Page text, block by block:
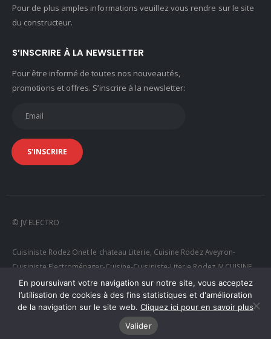
Pour de plus amples informations veuillez vous rendre sur le site
du constructeur.
S’INSCRIRE À LA NEWSLETTER
Pour être informé de toutes nos nouveautés,
promotions et offres. S’inscrire à la newsletter:
© JV ELECTRO
Cuisiniste Rodez Onet le chateau Literie, Cuisine Rodez Aveyron-
Cuisiniste Electroménager-Cuisine-Cuisiniste-Literie Rodez JV CUISINE
RODEZ
En poursuivant votre navigation sur notre site, vous acceptez
l’utilisation de cookies à des fins statistiques et d'amélioration
de la navigation sur le site web. Cliquez ici pour en savoir plus
Valider